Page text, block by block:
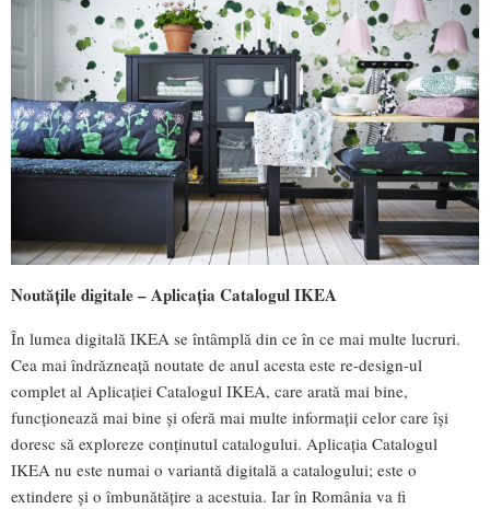
Noutățile digitale – Aplicația Catalogul IKEA
În lumea digitală IKEA se întâmplă din ce în ce mai multe lucruri.
Cea mai îndrăzneață noutate de anul acesta este re-design-ul
complet al Aplicației Catalogul IKEA, care arată mai bine,
funcționează mai bine și oferă mai multe informații celor care își
doresc să exploreze conținutul catalogului. Aplicația Catalogul
IKEA nu este numai o variantă digitală a catalogului; este o
extindere și o îmbunătățire a acestuia. Iar în România va fi